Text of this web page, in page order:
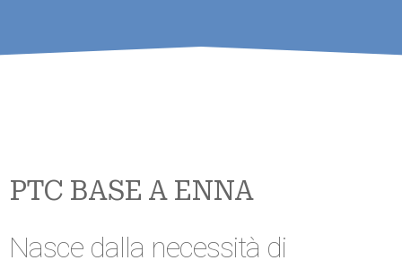
PTC BASE A ENNA
Nasce dalla necessità di